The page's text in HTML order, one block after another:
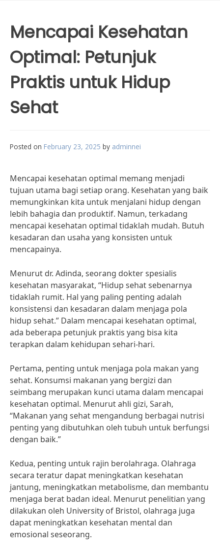
Mencapai Kesehatan
Optimal: Petunjuk
Praktis untuk Hidup
Sehat
Posted on February 23, 2025 by adminnei
Mencapai kesehatan optimal memang menjadi
tujuan utama bagi setiap orang. Kesehatan yang baik
memungkinkan kita untuk menjalani hidup dengan
lebih bahagia dan produktif. Namun, terkadang
mencapai kesehatan optimal tidaklah mudah. Butuh
kesadaran dan usaha yang konsisten untuk
mencapainya.
Menurut dr. Adinda, seorang dokter spesialis
kesehatan masyarakat, “Hidup sehat sebenarnya
tidaklah rumit. Hal yang paling penting adalah
konsistensi dan kesadaran dalam menjaga pola
hidup sehat.” Dalam mencapai kesehatan optimal,
ada beberapa petunjuk praktis yang bisa kita
terapkan dalam kehidupan sehari-hari.
Pertama, penting untuk menjaga pola makan yang
sehat. Konsumsi makanan yang bergizi dan
seimbang merupakan kunci utama dalam mencapai
kesehatan optimal. Menurut ahli gizi, Sarah,
“Makanan yang sehat mengandung berbagai nutrisi
penting yang dibutuhkan oleh tubuh untuk berfungsi
dengan baik.”
Kedua, penting untuk rajin berolahraga. Olahraga
secara teratur dapat meningkatkan kesehatan
jantung, meningkatkan metabolisme, dan membantu
menjaga berat badan ideal. Menurut penelitian yang
dilakukan oleh University of Bristol, olahraga juga
dapat meningkatkan kesehatan mental dan
emosional seseorang.